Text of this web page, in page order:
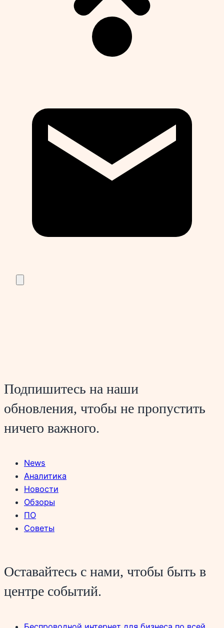
Подпишитесь на наши
обновления, чтобы не пропустить
ничего важного.
News
Аналитика
Новости
Обзоры
ПО
Советы
Оставайтесь с нами, чтобы быть в
центре событий.